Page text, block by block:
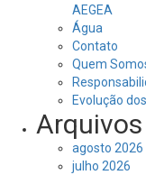
AEGEA
Água
Contato
Quem
Evolução
Arquivos
agosto 2026
julho 2026